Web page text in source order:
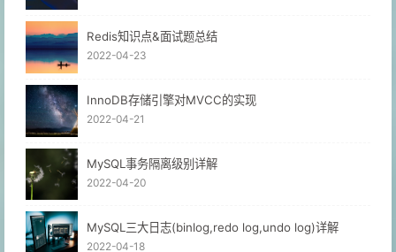
Redis知识点&面试题总结
2022-04-23
InnoDB存储引擎对MVCC的实现
2022-04-21
MySQL事务隔离级别详解
2022-04-20
MySQL三大日志(binlog,redo log,undo log)详解
2022-04-18